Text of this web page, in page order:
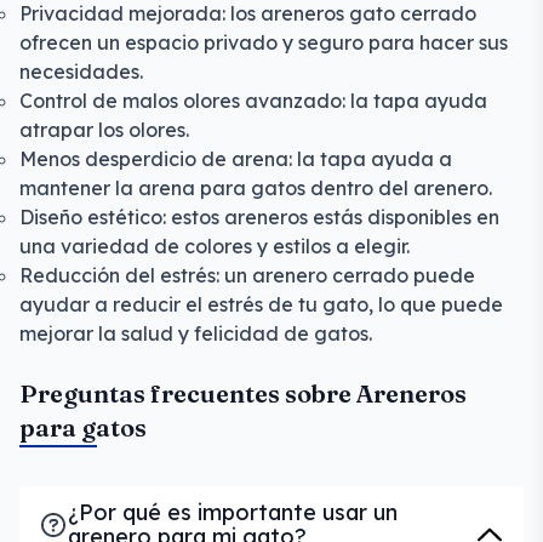
Privacidad mejorada: los areneros gato cerrado
ofrecen un espacio privado y seguro para hacer sus
necesidades.
Control de malos olores avanzado: la tapa ayuda
atrapar los olores.
Menos desperdicio de arena: la tapa ayuda a
mantener la arena para gatos dentro del arenero.
Diseño estético: estos areneros estás disponibles en
una variedad de colores y estilos a elegir.
Reducción del estrés: un arenero cerrado puede
ayudar a reducir el estrés de tu gato, lo que puede
mejorar la salud y felicidad de gatos.
Preguntas frecuentes sobre Areneros
para gatos
¿Por qué es importante usar un